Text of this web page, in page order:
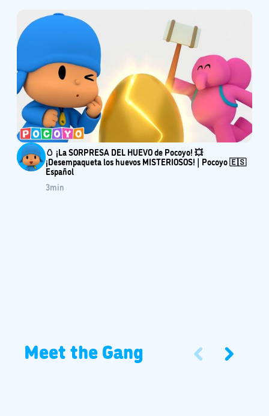
🥚 ¡La SORPRESA DEL HUEVO de Pocoyo! 💥
¡Desempaqueta los huevos MISTERIOSOS! | Pocoyo 🇪🇸
Español
3min
Meet the Gang